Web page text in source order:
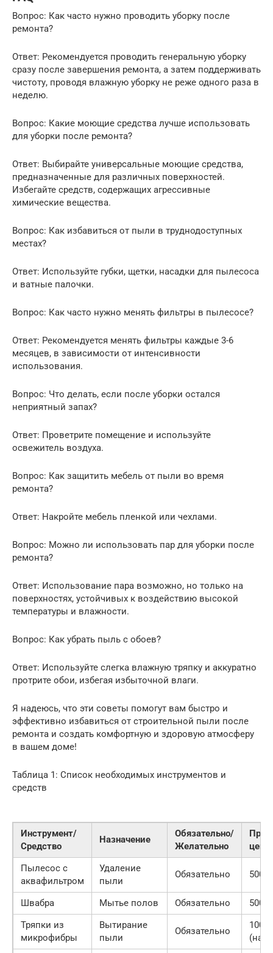
Вопрос: Как часто нужно проводить уборку после
ремонта?
Ответ: Рекомендуется проводить генеральную уборку
сразу после завершения ремонта, а затем поддерживать
чистоту, проводя влажную уборку не реже одного раза в
неделю.
Вопрос: Какие моющие средства лучше использовать
для уборки после ремонта?
Ответ: Выбирайте универсальные моющие средства,
предназначенные для различных поверхностей.
Избегайте средств, содержащих агрессивные
химические вещества.
Вопрос: Как избавиться от пыли в труднодоступных
местах?
Ответ: Используйте губки, щетки, насадки для пылесоса
и ватные палочки.
Вопрос: Как часто нужно менять фильтры в пылесосе?
Ответ: Рекомендуется менять фильтры каждые 3-6
месяцев, в зависимости от интенсивности
использования.
Вопрос: Что делать, если после уборки остался
неприятный запах?
Ответ: Проветрите помещение и используйте
освежитель воздуха.
Вопрос: Как защитить мебель от пыли во время
ремонта?
Ответ: Накройте мебель пленкой или чехлами.
Вопрос: Можно ли использовать пар для уборки после
ремонта?
Ответ: Использование пара возможно, но только на
поверхностях, устойчивых к воздействию высокой
температуры и влажности.
Вопрос: Как убрать пыль с обоев?
Ответ: Используйте слегка влажную тряпку и аккуратно
протрите обои, избегая избыточной влаги.
Я надеюсь, что эти советы помогут вам быстро и
эффективно избавиться от строительной пыли после
ремонта и создать комфортную и здоровую атмосферу
в вашем доме!
Таблица 1: Список необходимых инструментов и
средств
Инструмент/
Средство
Назначение
Обязательно/
Желательно
цена
Пылесос с
аквафильтром
Удаление
пыли
Обязательно
Швабра Мытье полов Обязательно
500-
Тряпки из
микрофибры
Вытирание
пыли
Обязательно
100-